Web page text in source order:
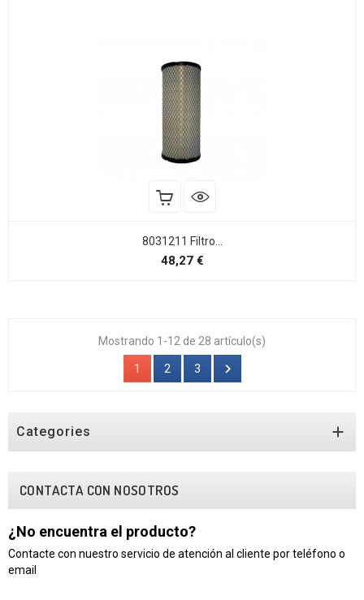
8031211 Filtro...
48,27 €Precio
Mostrando 1-12 de 28 artículo(s)
1 2 3 
Categories 
CONTACTA CON NOSOTROS
¿No encuentra el producto?
Contacte con nuestro servicio de atención al cliente por teléfono o
email